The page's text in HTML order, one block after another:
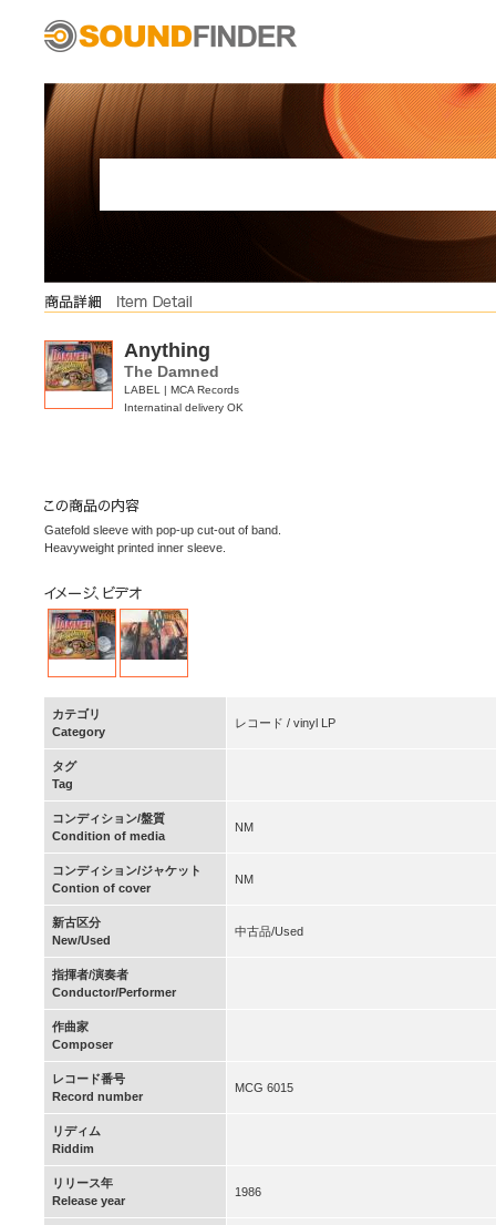
Anything
The Damned
LABEL | MCA Records
Internatinal delivery OK
Gatefold sleeve with pop-up cut-out of band.
Heavyweight printed inner sleeve.
カテゴリ
Category
レコード / vinyl LP
タグ
Tag
コンディション/盤質
Condition of media
NM
コンディション/ジャケット
Contion of cover
NM
新古区分
New/Used
中古品/Used
指揮者/演奏者
Conductor/Performer
作曲家
Composer
レコード番号
Record number
MCG 6015
リディム
Riddim
リリース年
Release year
1986